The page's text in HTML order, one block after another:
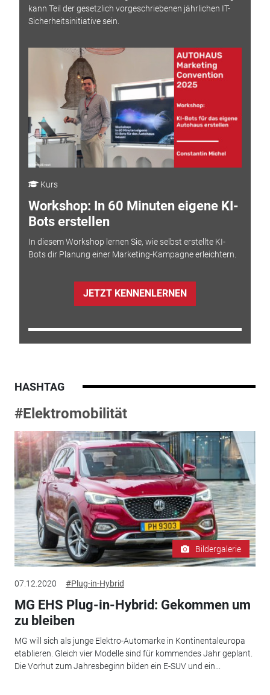
kann Teil der gesetzlich vorgeschriebenen jährlichen IT-
Sicherheitsinitiative sein.
Kurs
Workshop: In 60 Minuten eigene KI-
Bots erstellen
In diesem Workshop lernen Sie, wie selbst erstellte KI-
Bots dir Planung einer Marketing-Kampagne erleichtern.
JETZT KENNENLERNEN
HASHTAG
#Elektromobilität
Bildergalerie
07.12.2020 #Plug-in-Hybrid
MG EHS Plug-in-Hybrid: Gekommen um
zu bleiben
MG will sich als junge Elektro-Automarke in Kontinentaleuropa
etablieren. Gleich vier Modelle sind für kommendes Jahr geplant.
Die Vorhut zum Jahresbeginn bilden ein E-SUV und ein...